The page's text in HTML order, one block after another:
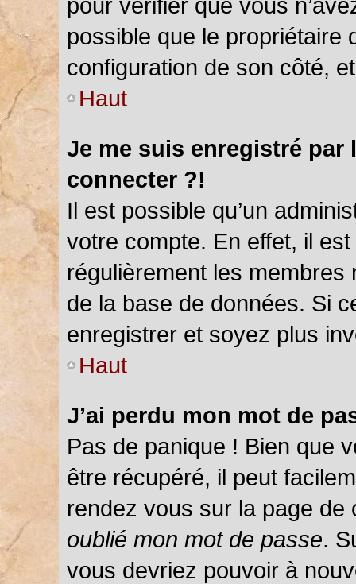
possible que le propriétaire
configuration de son côté,
Haut
Je me suis enregistré par
connecter ?!
Il est possible qu’un
votre compte. En effet, il
régulièrement les
de la base de données. Si
enregistrer et soyez plus
Haut
J’ai perdu mon mot de
Pas de panique ! Bien que
être récupéré, il peut
rendez vous sur la page
oublié mon mot de passe.
vous devriez pouvoir à